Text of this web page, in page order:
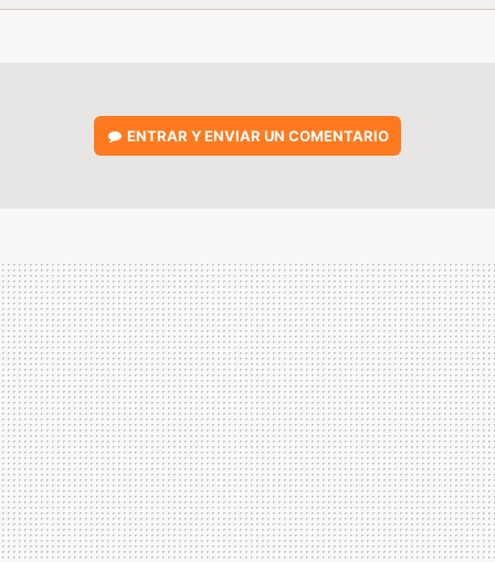
FACEBOOK
TWITTERFLIPBOARD
E-
WHATSAPP
ENTRAR Y ENVIAR UN COMENTARIO